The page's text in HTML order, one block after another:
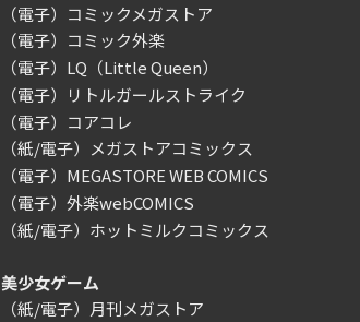
（電子）コミックメガストア
（電子）コミック外楽
（電子）LQ（Little Queen）
（電子）リトルガールストライク
（電子）コアコレ
（紙/電子）メガストアコミックス
（電子）MEGASTORE WEB COMICS
（電子）外楽webCOMICS
（紙/電子）ホットミルクコミックス
美少女ゲーム
（紙/電子）月刊メガストア